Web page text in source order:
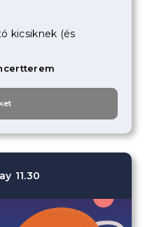
kicsiknek (és
11.30